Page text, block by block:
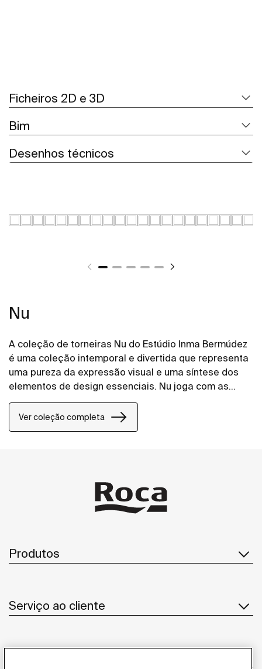
Ficheiros 2D e 3D
Bim
Desenhos técnicos
Nu
A coleção de torneiras Nu do Estúdio Inma Bermúdez
é uma coleção intemporal e divertida que representa
uma pureza da expressão visual e uma síntese dos
elementos de design essenciais. Nu joga com as
cores de formas novas e criativas, permitindo toda
uma personalização da casa de banho.
Ver coleção completa
Produtos
Serviço ao cliente